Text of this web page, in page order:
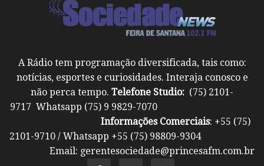
A Rádio tem programação diversificada, tais como:
notícias, esportes e curiosidades. Interaja conosco e
não perca tempo. Telefone Studio: (75) 2101-
9717 Whatsapp (75) 9 9829-7070
Informações Comerciais: +55 (75)
2101-9710 / Whatsapp +55 (75) 98809-9304
Email: gerentesociedade@princesafm.com.br